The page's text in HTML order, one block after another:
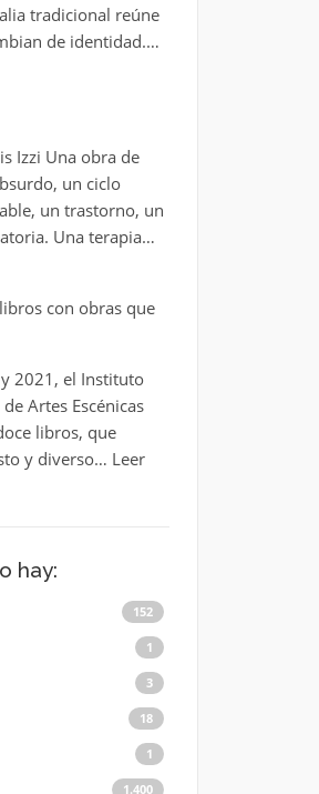
tradicional reúne
de identidad.…
Izzi Una obra de
un ciclo
un trastorno, un
Una terapia…
libros con obras que
2021, el Instituto
Artes Escénicas
libros, que
y diverso… Leer
hay:
152
1
3
18
1
1.400